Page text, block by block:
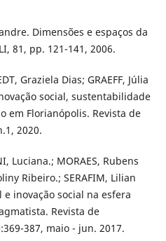
Dimensões e espaços da
81, pp. 121-141, 2006.
Graziela Dias; GRAEFF, Júlia
social, sustentabilidade
em Florianópolis. Revista de
2020.
Luciana.; MORAES, Rubens
Ribeiro.; SERAFIM, Lilian
inovação social na esfera
Revista de
387, maio - jun. 2017.